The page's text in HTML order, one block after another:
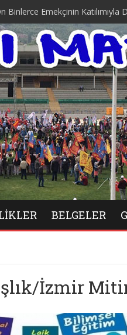
Emekçinin Katılımıyla
BELGELER
İzmir